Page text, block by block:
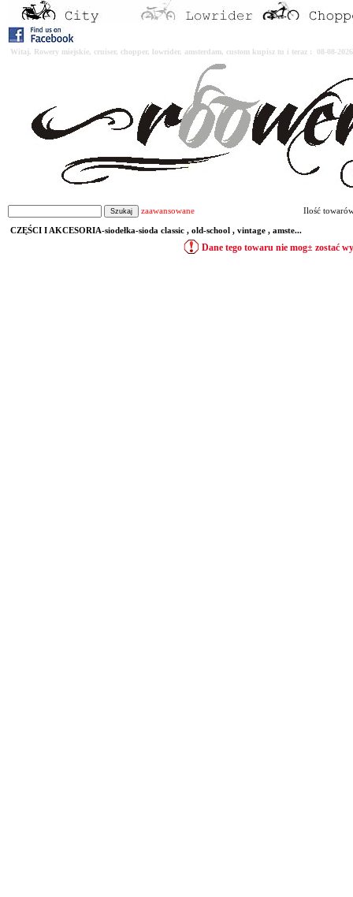
Witaj. Rowery miejskie, cruiser, chopper, lowrider, amsterdam, custom kupisz tu i teraz : 08-08-
zaawansowane Ilość
CZĘŚCI I AKCESORIA-siodełka-sioda classic , old-school , vintage , amste...
Dane tego towaru nie mog± zostać